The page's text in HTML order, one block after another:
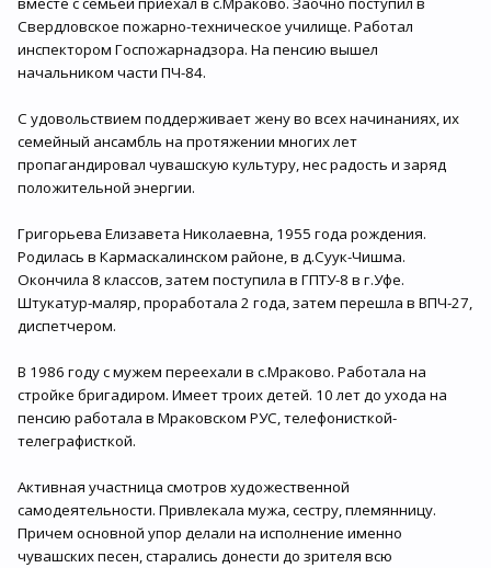
Свердловское пожарно-техническое училище. Работал
инспектором Госпожарнадзора. На пенсию вышел
начальником части ПЧ-84.
С удовольствием поддерживает жену во всех начинаниях, их
семейный ансамбль на протяжении многих лет
пропагандировал чувашскую культуру, нес радость и заряд
положительной энергии.
Григорьева Елизавета Николаевна, 1955 года рождения.
Родилась в Кармаскалинском районе, в д.Суук-Чишма.
Окончила 8 классов, затем поступила в ГПТУ-8 в г.Уфе.
Штукатур-маляр, проработала 2 года, затем перешла в ВПЧ-27,
диспетчером.
В 1986 году с мужем переехали в с.Мраково. Работала на
стройке бригадиром. Имеет троих детей. 10 лет до ухода на
пенсию работала в Мраковском РУС, телефонисткой-
телеграфисткой.
Активная участница смотров художественной
самодеятельности. Привлекала мужа, сестру, племянницу.
Причем основной упор делали на исполнение именно
чувашских песен, старались донести до зрителя всю